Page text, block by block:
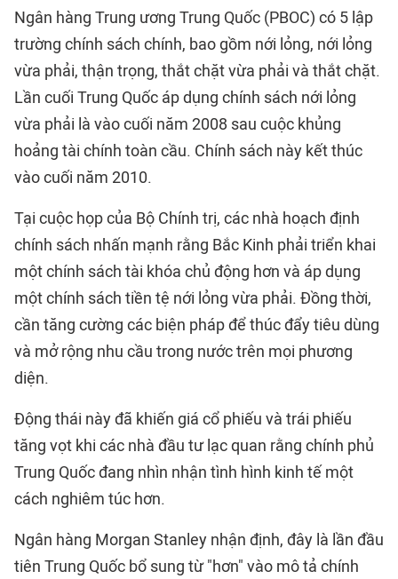
Ngân hàng Trung ương Trung Quốc (PBOC) có 5 lập
trường chính sách chính, bao gồm nới lỏng, nới lỏng
vừa phải, thận trọng, thắt chặt vừa phải và thắt chặt.
Lần cuối Trung Quốc áp dụng chính sách nới lỏng
vừa phải là vào cuối năm 2008 sau cuộc khủng
hoảng tài chính toàn cầu. Chính sách này kết thúc
vào cuối năm 2010.
Tại cuộc họp của Bộ Chính trị, các nhà hoạch định
chính sách nhấn mạnh rằng Bắc Kinh phải triển khai
một chính sách tài khóa chủ động hơn và áp dụng
một chính sách tiền tệ nới lỏng vừa phải. Đồng thời,
cần tăng cường các biện pháp để thúc đẩy tiêu dùng
và mở rộng nhu cầu trong nước trên mọi phương
diện.
Động thái này đã khiến giá cổ phiếu và trái phiếu
tăng vọt khi các nhà đầu tư lạc quan rằng chính phủ
Trung Quốc đang nhìn nhận tình hình kinh tế một
cách nghiêm túc hơn.
Ngân hàng Morgan Stanley nhận định, đây là lần đầu
tiên Trung Quốc bổ sung từ "hơn" vào mô tả chính